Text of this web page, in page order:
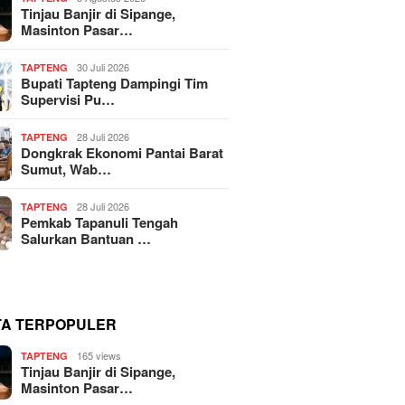
Tinjau Banjir di Sipange,
Masinton Pasar…
TAPTENG 30 Juli 2026
Bupati Tapteng Dampingi Tim
Supervisi Pu…
TAPTENG 28 Juli 2026
Dongkrak Ekonomi Pantai Barat
Sumut, Wab…
TAPTENG 28 Juli 2026
Pemkab Tapanuli Tengah
Salurkan Bantuan …
TERPOPULER
TAPTENG 165 views
Tinjau Banjir di Sipange,
Masinton Pasar…